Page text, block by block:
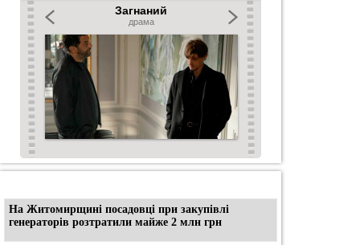
На Житомирщині посадовці при закупівлі
генераторів розтратили майже 2 млн грн